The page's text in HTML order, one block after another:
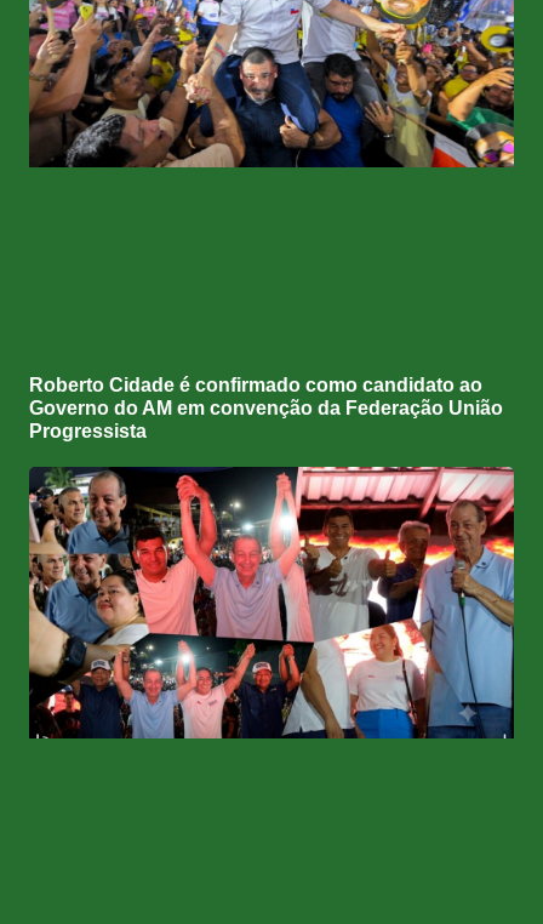
Roberto Cidade é confirmado como candidato ao
Governo do AM em convenção da Federação União
Progressista